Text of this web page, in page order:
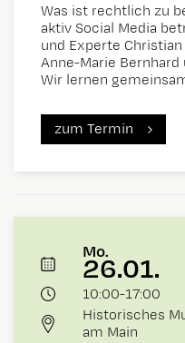
Was ist rechtlich zu
aktiv Social Media
und Experte
Anne-Marie
Wir lernen
zum Termin
Mo.
26.01.
10:00-17:00
Historisches
am Main